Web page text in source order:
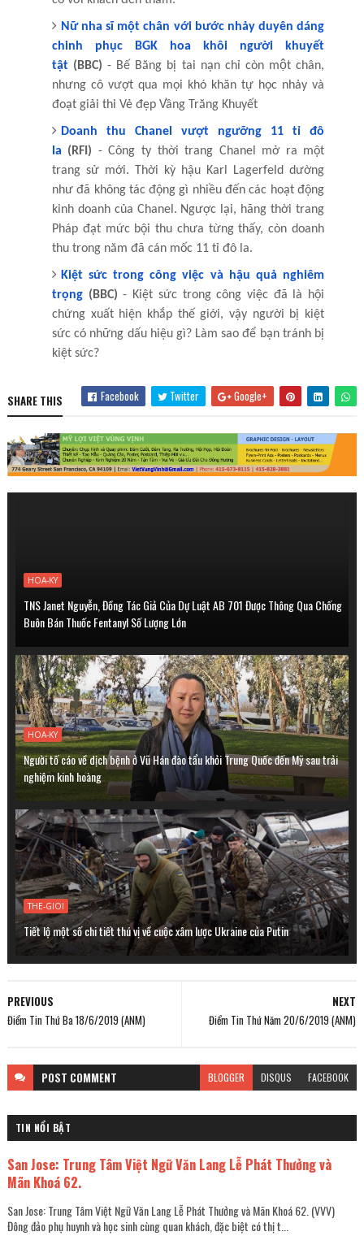
Nữ nha sĩ một chân với bước nhảy duyên dáng
chinh phục BGK hoa khôi người khuyết
tật(BBC) - Bế Băng bị tai nạn chỉ còn một chân,
nhưng cô vượt qua mọi khó khăn tự học nhảy và
đoạt giải thi Vẻ đẹp Vầng Trăng Khuyết
Doanh thu Chanel vượt ngưỡng 11 tỉ đô
la (RFI) - Công ty thời trang Chanel mở ra một
trang sử mới. Thời kỳ hậu Karl Lagerfeld dường
như đã không tác động gì nhiều đến các hoạt động
kinh doanh của Chanel. Ngược lại, hãng thời trang
Pháp đạt mức bội thu chưa từng thấy, còn doanh
thu trong năm đã cán mốc 11 tỉ đô la.
Kiệt sức trong công việc và hậu quả nghiêm
trọng(BBC) - Kiệt sức trong công việc đã là hội
chứng xuất hiện khắp thế giới, vậy người bị kiệt
sức có những dấu hiệu gì? Làm sao để bạn tránh bị
kiệt sức?
SHARE THIS Facebook Twitter Google+
HOA-KY
TNS Janet Nguyễn, Đồng Tác Giả Của Dự Luật AB 701 Được Thông Qua Chống
Buôn Bán Thuốc Fentanyl Số Lượng Lớn
HOA-KY
Người tố cáo về dịch bệnh ở Vũ Hán đào tẩu khỏi Trung Quốc đến Mỹ sau trải
nghiệm kinh hoàng
THE-GIOI
Tiết lộ một số chi tiết thú vị về cuộc xâm lược Ukraine của Putin
NEXT
Điểm Tin Thứ Năm 20/6/2019 (ANM)
PREVIOUS
Điểm Tin Thứ Ba 18/6/2019 (ANM)
POST COMMENT BLOGGER DISQUS FACEBOOK
TIN NỔI BẬT
San Jose: Trung Tâm Việt Ngữ Văn Lang Lễ Phát Thưởng và
Mãn Khoá 62.
San Jose: Trung Tâm Việt Ngữ Văn Lang Lễ Phát Thưởng và Mãn Khoá 62. (VVV)
Đông đảo phụ huynh và học sinh cùng quan khách, đặc biệt có thị t...